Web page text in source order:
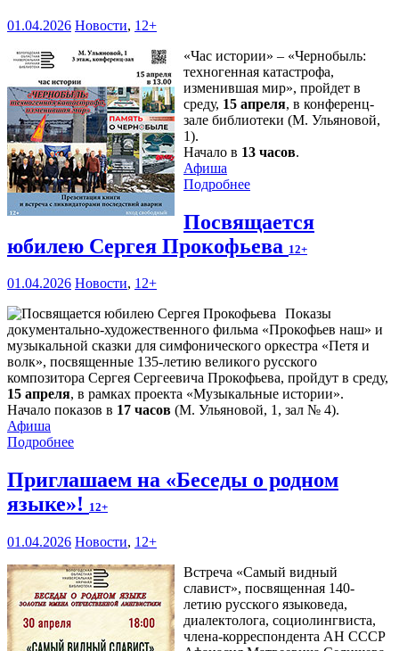
01.04.2026 Новости, 12+
«Час истории» – «Чернобыль:
техногенная катастрофа,
изменившая мир», пройдет в
среду, 15 апреля, в конференц-
зале библиотеки (М. Ульяновой,
1).
Начало в 13 часов.
Афиша
Подробнее
Посвящается
юбилею Сергея Прокофьева 12+
01.04.2026 Новости, 12+
Показы
документально-художественного фильма «Прокофьев наш» и
музыкальной сказки для симфонического оркестра «Петя и
волк», посвященные 135-летию великого русского
композитора Сергея Сергеевича Прокофьева, пройдут в среду,
15 апреля, в рамках проекта «Музыкальные истории».
Начало показов в 17 часов (М. Ульяновой, 1, зал № 4).
Афиша
Подробнее
Приглашаем на «Беседы о родном
языке»! 12+
01.04.2026 Новости, 12+
Встреча «Самый видный
славист», посвященная 140-
летию русского языковеда,
диалектолога, социолингвиста,
члена-корреспондента АН СССР